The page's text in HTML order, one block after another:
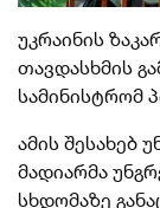
უკრაინის
თავდასხმის
სამინისტრომ
ამის შესახებ
მადიარმა
სხდომაზე